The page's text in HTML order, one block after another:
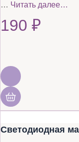
… Читать далее…
190 ₽
Светодиодная